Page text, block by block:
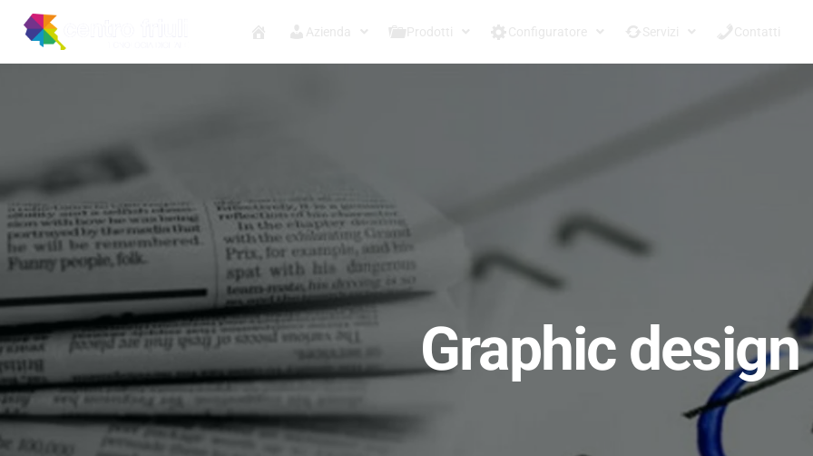
Graphic design